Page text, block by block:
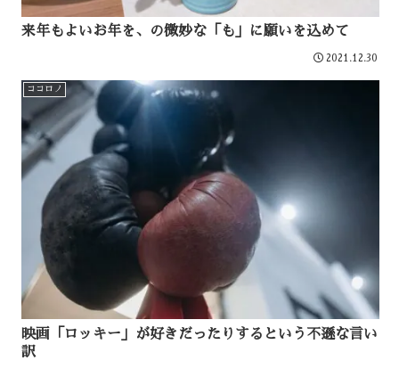
来年もよいお年を、の微妙な「も」に願いを込めて
2021.12.30
ココロノ
映画「ロッキー」が好きだったりするという不遜な言い
訳